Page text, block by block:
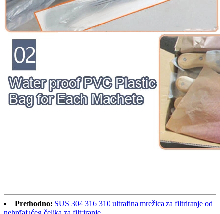
Prethodno: SUS 304 316 310 ultrafina mrežica za filtriranje od
nehrđajućeg čelika za filtriranje